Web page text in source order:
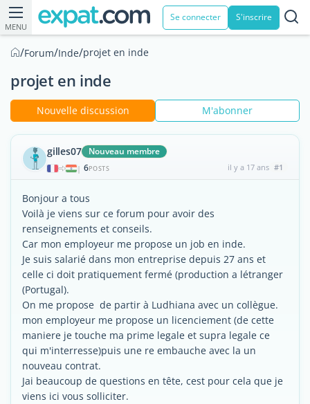
MENU
Se connecter S'inscrire
/Forum/Inde/projet en inde
projet en inde
Nouvelle discussion M'abonner
gilles07 Nouveau membre
| 6POSTS il y a 17 ans #1
Bonjour a tous
Voilà je viens sur ce forum pour avoir des
renseignements et conseils.
Car mon employeur me propose un job en inde.
Je suis salarié dans mon entreprise depuis 27 ans et
celle ci doit pratiquement fermé (production a létranger
(Portugal).
On me propose de partir à Ludhiana avec un collègue.
mon employeur me propose un licenciement (de cette
maniere je touche ma prime legale et supra legale ce
qui m'interresse)puis une re embauche avec la un
nouveau contrat.
Jai beaucoup de questions en tête, cest pour cela que je
viens ici vous solliciter.